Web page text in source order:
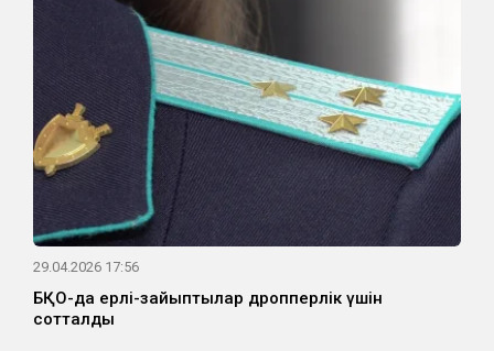
29.04.2026 17:56
БҚО-да ерлі-зайыптылар дропперлік үшін
сотталды